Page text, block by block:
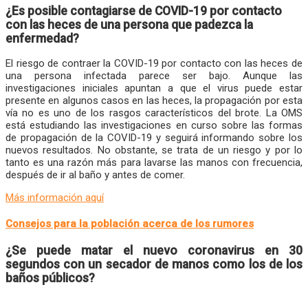
¿Es posible contagiarse de COVID-19 por contacto
con las heces de una persona que padezca la
enfermedad?
El riesgo de contraer la COVID-19 por contacto con las heces de
una persona infectada parece ser bajo. Aunque las
investigaciones iniciales apuntan a que el virus puede estar
presente en algunos casos en las heces, la propagación por esta
vía no es uno de los rasgos característicos del brote. La OMS
está estudiando las investigaciones en curso sobre las formas
de propagación de la COVID-19 y seguirá informando sobre los
nuevos resultados. No obstante, se trata de un riesgo y por lo
tanto es una razón más para lavarse las manos con frecuencia,
después de ir al baño y antes de comer.
Más información aquí
Consejos para la población acerca de los rumores
¿Se puede matar el nuevo coronavirus en 30
segundos con un secador de manos como los de los
baños públicos?